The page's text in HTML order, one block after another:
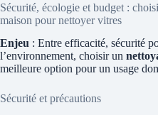
Sécurité, écologie et budget :
maison pour nettoyer vitres
Enjeu : Entre efficacité, sécurité
l’environnement, choisir un
meilleure option pour un usage
Sécurité et précautions